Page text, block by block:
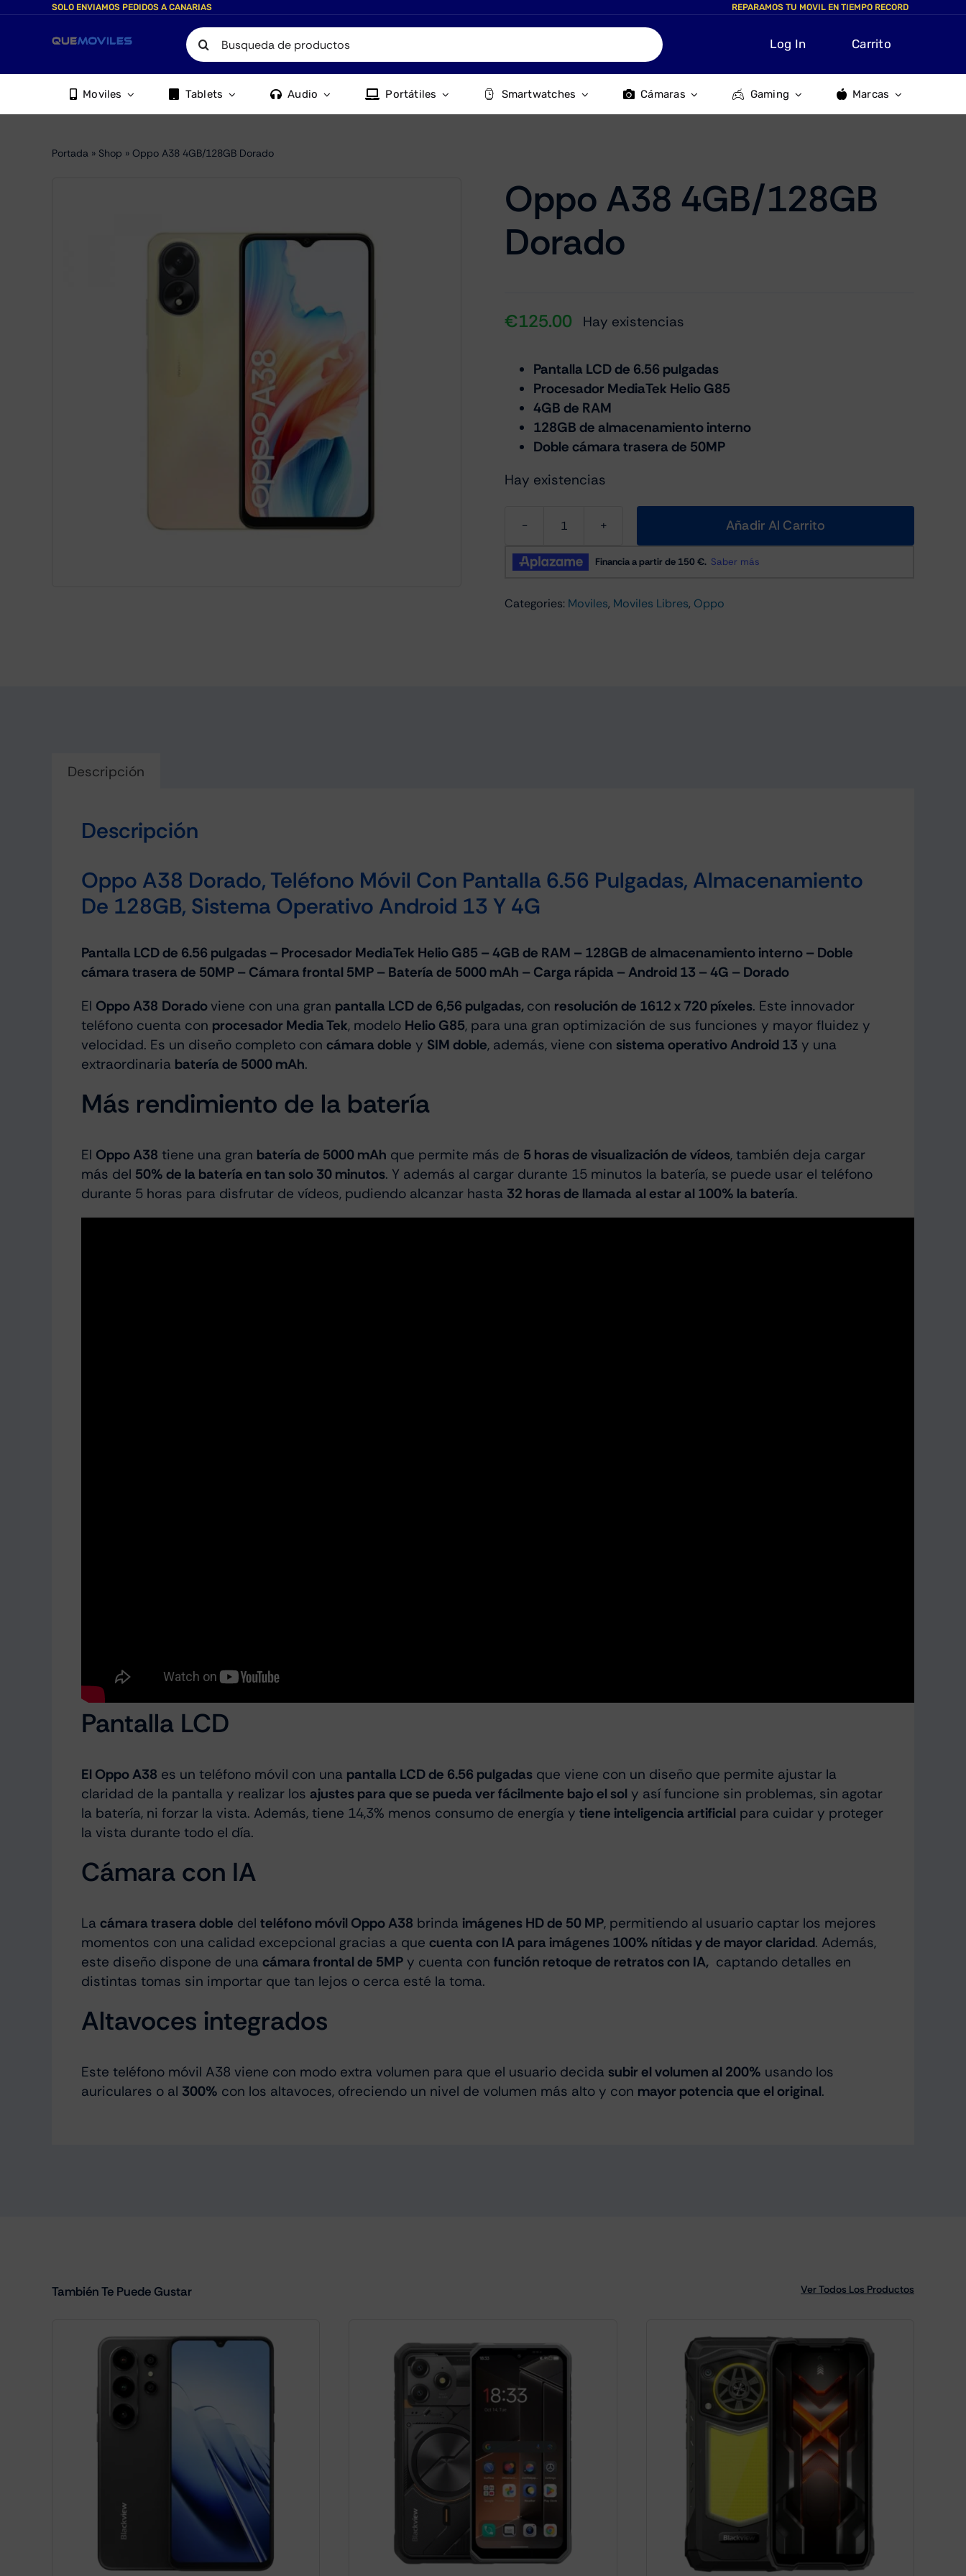
SOLO ENVIAMOS PEDIDOS A CANARIAS REPARAMOS TU MOVIL EN TIEMPO RECORD
Search
for:
Log In Carrito
Moviles Tablets Audio Portátiles Smartwatches Cámaras Gaming Marcas
Portada » Shop » Oppo A38 4GB/128GB Dorado
Oppo A38 4GB/128GB
Dorado
€125.00 Hay existencias
Pantalla LCD de 6.56 pulgadas
Procesador MediaTek Helio G85
4GB de RAM
128GB de almacenamiento interno
Doble cámara trasera de 50MP
Hay existencias
Oppo
A38
4GB/128GB
cantidad
Añadir Al Carrito
Categories: Moviles, Moviles Libres, Oppo
Descripción
Descripción
Oppo A38 Dorado, Teléfono Móvil Con Pantalla 6.56 Pulgadas, Almacenamiento
De 128GB, Sistema Operativo Android 13 Y 4G
Pantalla LCD de 6.56 pulgadas – Procesador MediaTek Helio G85 – 4GB de RAM – 128GB de almacenamiento interno – Doble
cámara trasera de 50MP – Cámara frontal 5MP – Batería de 5000 mAh – Carga rápida – Android 13 – 4G – Dorado
El Oppo A38 Dorado viene con una gran pantalla LCD de 6,56 pulgadas, con resolución de 1612 x 720 píxeles. Este innovador
teléfono cuenta con procesador Media Tek, modelo Helio G85, para una gran optimización de sus funciones y mayor fluidez y
velocidad. Es un diseño completo con cámara doble y SIM doble, además, viene con sistema operativo Android 13 y una
extraordinaria batería de 5000 mAh.
Más rendimiento de la batería
El Oppo A38 tiene una gran batería de 5000 mAh que permite más de 5 horas de visualización de vídeos, también deja cargar
más del 50% de la batería en tan solo 30 minutos. Y además al cargar durante 15 minutos la batería, se puede usar el teléfono
durante 5 horas para disfrutar de vídeos, pudiendo alcanzar hasta 32 horas de llamada al estar al 100% la batería.
Pantalla LCD
El Oppo A38 es un teléfono móvil con una pantalla LCD de 6.56 pulgadas que viene con un diseño que permite ajustar la
claridad de la pantalla y realizar los ajustes para que se pueda ver fácilmente bajo el sol y así funcione sin problemas, sin agotar
la batería, ni forzar la vista. Además, tiene 14,3% menos consumo de energía y tiene inteligencia artificial para cuidar y proteger
la vista durante todo el día.
Cámara con IA
La cámara trasera doble del teléfono móvil Oppo A38 brinda imágenes HD de 50 MP, permitiendo al usuario captar los mejores
momentos con una calidad excepcional gracias a que cuenta con IA para imágenes 100% nítidas y de mayor claridad. Además,
este diseño dispone de una cámara frontal de 5MP y cuenta con función retoque de retratos con IA, captando detalles en
distintas tomas sin importar que tan lejos o cerca esté la toma.
Altavoces integrados
Este teléfono móvil A38 viene con modo extra volumen para que el usuario decida subir el volumen al 200% usando los
auriculares o al 300% con los altavoces, ofreciendo un nivel de volumen más alto y con mayor potencia que el original.
También Te Puede Gustar Ver Todos Los Productos